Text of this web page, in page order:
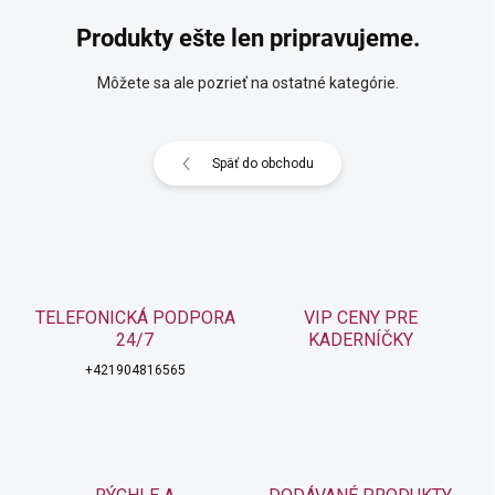
Produkty ešte len pripravujeme.
Môžete sa ale pozrieť na ostatné kategórie.
Späť do obchodu
TELEFONICKÁ PODPORA
24/7
+421904816565
VIP CENY PRE
KADERNÍČKY